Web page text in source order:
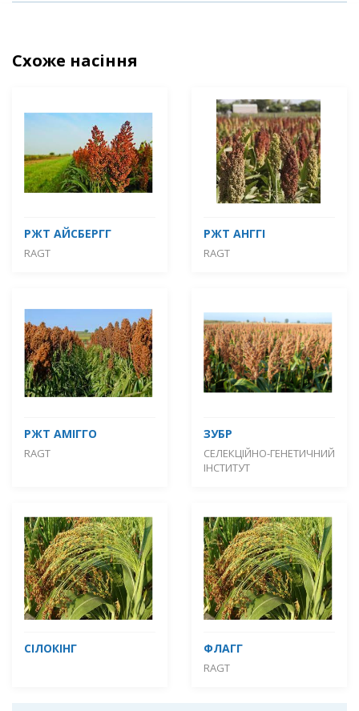
Схоже насіння
РЖТ АЙСБЕРГГ
RAGT
РЖТ АНГГІ
RAGT
РЖТ АМІГГО
RAGT
ЗУБР
СЕЛЕКЦІЙНО-ГЕНЕТИЧНИЙ
ІНСТИТУТ
СІЛОКІНГ ФЛАГГ
RAGT